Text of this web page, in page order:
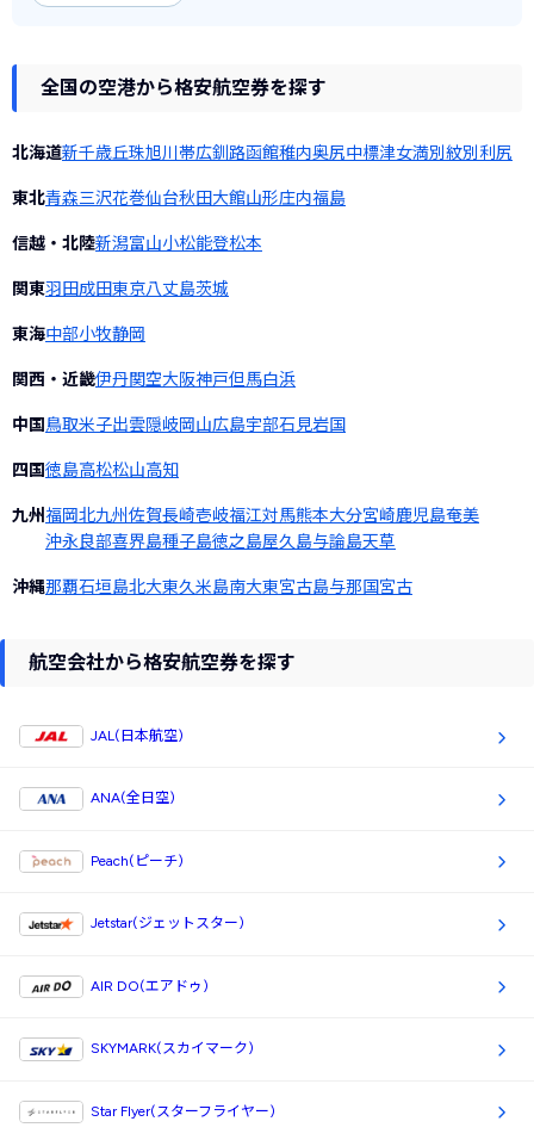
全国の空港から格安航空券を探す
北海道新千歳丘珠旭川 帯広釧路函館稚内奥尻中標津女満別 紋別 利尻
東北青森三沢花巻仙台秋田大館山形庄内福島
信越・北陸新潟富山小松能登松本
関東羽田成田東京八丈島茨城
東海中部小牧静岡
関西・近畿伊丹関空大阪神戸但馬白浜
中国鳥取米子出雲隠岐岡山広島宇部石見岩国
四国徳島高松松山高知
九州福岡北九州佐賀長崎壱岐福江対馬熊本大分宮崎鹿児島奄美
沖永良部喜界島種子島徳之島屋久島与論島天草
沖縄那覇石垣島北大東久米島南大東宮古島与那国宮古
航空会社から格安航空券を探す
JAL(日本航空)
ANA(全日空)
Peach(ピーチ)
Jetstar(ジェットスター)
AIR DO(エアドゥ)
SKYMARK(スカイマーク)
Star Flyer(スターフライヤー)